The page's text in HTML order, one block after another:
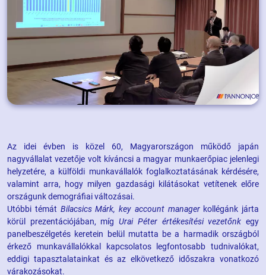
Az idei évben is közel 60, Magyarországon működő japán
nagyvállalat vezetője volt kíváncsi a magyar munkaerőpiac jelenlegi
helyzetére, a külföldi munkavállalók foglalkoztatásának kérdésére,
valamint arra, hogy milyen gazdasági kilátásokat vetítenek előre
országunk demográfiai változásai.
Utóbbi témát Bilacsics Márk, key account managerkollégánk járta
körül prezentációjában, mígUrai Péter értékesítési vezetőnk egy
panelbeszélgetés keretein belül mutatta be a harmadik országból
érkező munkavállalókkal kapcsolatos legfontosabb tudnivalókat,
eddigi tapasztalatainkat és az elkövetkező időszakra vonatkozó
várakozásokat.